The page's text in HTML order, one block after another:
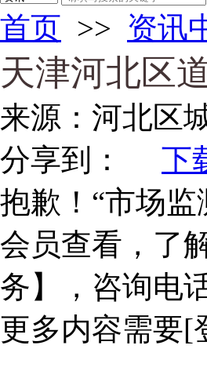
首页 >> 资讯
天津河北区
来源： 河北区
分享到：
下
抱歉！“市场
会员查看，了
务】，咨询电
更多内容需要[